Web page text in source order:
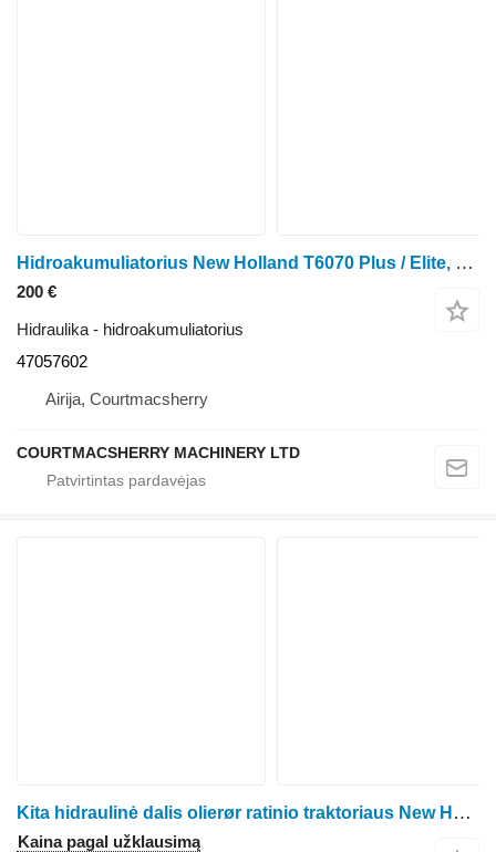
Hidroakumuliatorius New Holland T6070 Plus / Elite, Case Puma 155 Accumulator Assy 47057602 ratinio traktoriaus
200 €
Hidraulika - hidroakumuliatorius
47057602
Airija, Courtmacsherry
COURTMACSHERRY MACHINERY LTD
Kita hidraulinė dalis olierør ratinio traktoriaus New Holland 8670
Kaina pagal užklausimą